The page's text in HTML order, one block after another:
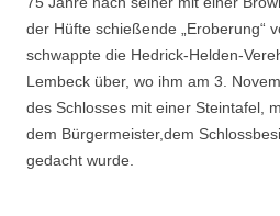
der Hüfte schießende „Eroberung“
schwappte die Hedrick-Helden-
Lembeck über, wo ihm am 3.
des Schlosses mit einer Steintafel,
dem Bürgermeister,dem
gedacht wurde.